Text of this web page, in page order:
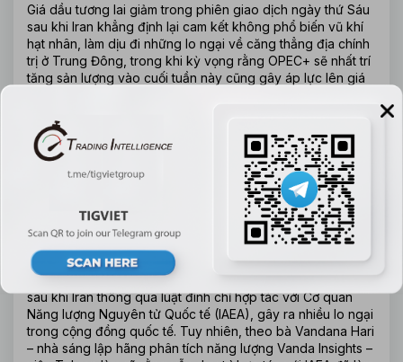
Giá dầu tương lai giảm trong phiên giao dịch ngày thứ Sáu
sau khi Iran khẳng định lại cam kết không phổ biến vũ khí
hạt nhân, làm dịu đi những lo ngại về căng thẳng địa chính
trị ở Trung Đông, trong khi kỳ vọng rằng OPEC+ sẽ nhất trí
tăng sản lượng vào cuối tuần này cũng gây áp lực lên giá
trong khi dầu thô WTI của Hoa Kỳ giảm 25 cent, tương
đương 0,37%, còn 66,75 USD/thùng. Hoạt động giao dịch
nhìn chung trầm lắng do kỳ nghỉ lễ Quốc khánh Hoa Kỳ
kéo dài đến đầu tuần tới.
Theo trang Axios, Mỹ đang chuẩn bị gặp Iran vào tuần tới
để tái khởi động các cuộc đàm phán hạt nhân, trong khi Bộ
trưởng Ngoại giao Iran Abbas Araqchi tuyên bố Tehran vẫn
cam kết thực hiện đầy đủ Hiệp ước Không phổ biến vũ khí
hạt nhân. Những phát biểu này được đưa ra chỉ một ngày
sau khi Iran thông qua luật đình chỉ hợp tác với Cơ quan
Năng lượng Nguyên tử Quốc tế (IAEA), gây ra nhiều lo ngại
trong cộng đồng quốc tế. Tuy nhiên, theo bà Vandana Hari
– nhà sáng lập hãng phân tích năng lượng Vanda Insights –